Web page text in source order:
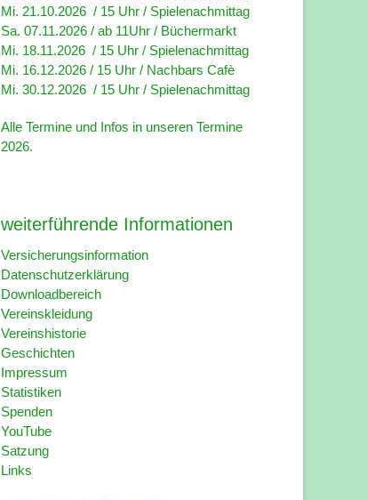
Mi. 21.10.2026 / 15 Uhr / Spielenachmittag
Sa. 07.11.2026 / ab 11Uhr / Büchermarkt
Mi. 18.11.2026 / 15 Uhr / Spielenachmittag
Mi. 16.12.2026 / 15 Uhr / Nachbars Cafè
Mi. 30.12.2026 / 15 Uhr / Spielenachmittag
Alle Termine und Infos in unseren Termine
2026.
weiterführende Informationen
Versicherungsinformation
Datenschutzerklärung
Downloadbereich
Vereinskleidung
Vereinshistorie
Geschichten
Impressum
Statistiken
Spenden
YouTube
Satzung
Links